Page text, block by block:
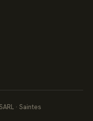
· Saintes